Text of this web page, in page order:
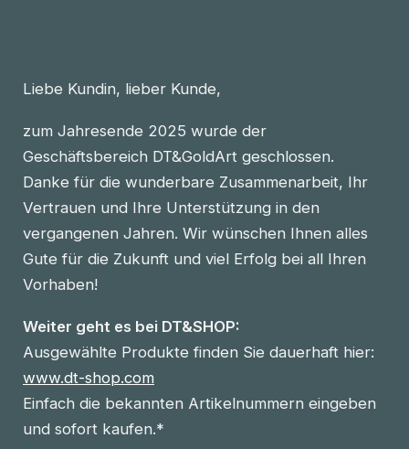
Liebe Kundin, lieber Kunde,
zum Jahresende 2025 wurde der
Geschäftsbereich DT&GoldArt geschlossen.
Danke für die wunderbare Zusammenarbeit, Ihr
Vertrauen und Ihre Unterstützung in den
vergangenen Jahren. Wir wünschen Ihnen alles
Gute für die Zukunft und viel Erfolg bei all Ihren
Vorhaben!
Weiter geht es bei DT&SHOP:
Ausgewählte Produkte finden Sie dauerhaft hier:
www.dt-shop.com
Einfach die bekannten Artikelnummern eingeben
und sofort kaufen.*